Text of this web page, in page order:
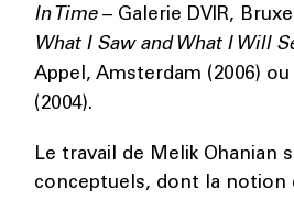
In Time– Galerie DVIR,
What I Saw and What I Will
Appel, Amsterdam (2006)
(2004).
Le travail de Melik Ohanian
conceptuels, dont la